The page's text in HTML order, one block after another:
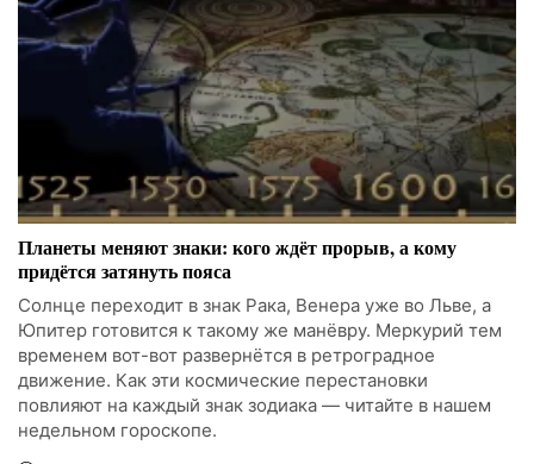
Планеты меняют знаки: кого ждёт прорыв, а кому
придётся затянуть пояса
Солнце переходит в знак Рака, Венера уже во Льве, а
Юпитер готовится к такому же манёвру. Меркурий тем
временем вот-вот развернётся в ретроградное
движение. Как эти космические перестановки
повлияют на каждый знак зодиака — читайте в нашем
недельном гороскопе.